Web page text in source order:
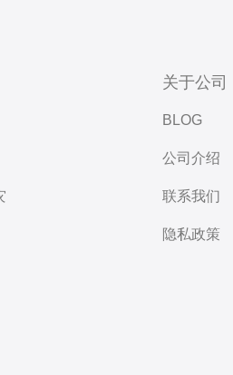
关于公司
BLOG
公司介绍
联系我们
隐私政策